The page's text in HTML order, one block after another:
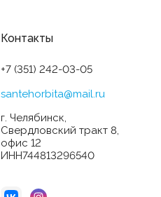
Контакты
+7 (351) 242-03-05
santehorbita@mail.ru
г. Челябинск,
Свердловский тракт 8,
офис 12
ИНН744813296540